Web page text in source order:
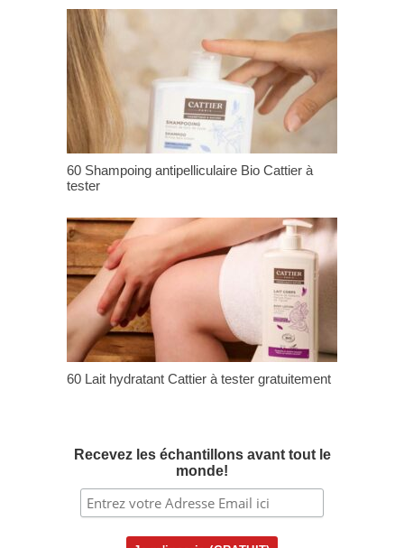
60 Shampoing antipelliculaire Bio Cattier à
tester
60 Lait hydratant Cattier à tester gratuitement
Recevez les échantillons avant tout le
monde!